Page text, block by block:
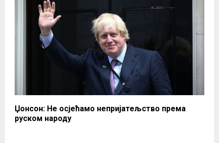
Џонсон: Не осјећамо непријатељство према
руском народу